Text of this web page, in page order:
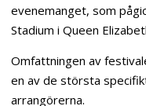
evenemanget, som
Stadium i Queen
Omfattningen av
en av de största
arrangörerna.